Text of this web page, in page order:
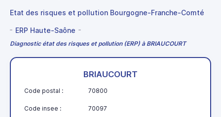
Etat des risques et pollution Bourgogne-Franche-Comté
ERP Haute-Saône
Diagnostic état des risques et pollution (ERP) à BRIAUCOURT
BRIAUCOURT
Code postal : 70800
Code insee : 70097